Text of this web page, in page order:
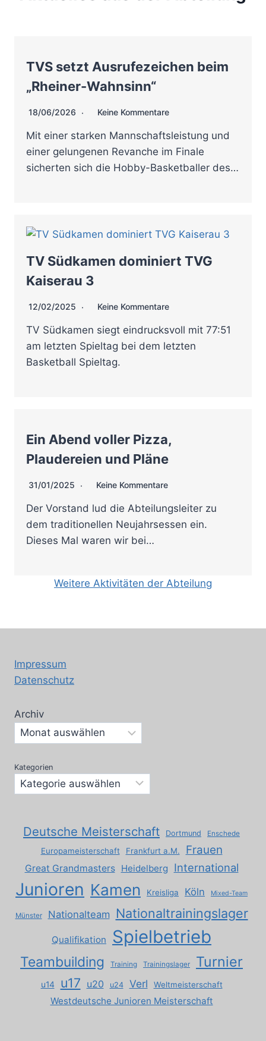
TVS setzt Ausrufezeichen beim
„Rheiner-Wahnsinn“
18/06/2026 Keine Kommentare
Mit einer starken Mannschaftsleistung und
einer gelungenen Revanche im Finale
sicherten sich die Hobby-Basketballer des…
TV Südkamen dominiert TVG
Kaiserau 3
12/02/2025 Keine Kommentare
TV Südkamen siegt eindrucksvoll mit 77:51
am letzten Spieltag bei dem letzten
Basketball Spieltag.
Ein Abend voller Pizza,
Plaudereien und Pläne
31/01/2025 Keine Kommentare
Der Vorstand lud die Abteilungsleiter zu
dem traditionellen Neujahrsessen ein.
Dieses Mal waren wir bei…
Weitere Aktivitäten der Abteilung
Impressum
Datenschutz
Archiv
Kategorien
Deutsche Meisterschaft Dortmund Enschede
Europameisterschaft Frankfurt a.M. Frauen
Great Grandmasters Heidelberg International
Junioren Kamen Kreisliga Köln Mixed-Team
Münster Nationalteam Nationaltrainingslager
Qualifikation Spielbetrieb
Teambuilding Training Trainingslager Turnier
u14 u17 u20 u24 Verl Weltmeisterschaft
Westdeutsche Junioren Meisterschaft